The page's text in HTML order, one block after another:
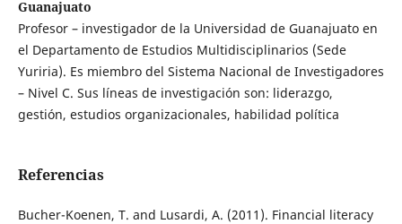
Guanajuato
Profesor – investigador de la Universidad de Guanajuato en
el Departamento de Estudios Multidisciplinarios (Sede
Yuriria). Es miembro del Sistema Nacional de Investigadores
– Nivel C. Sus líneas de investigación son: liderazgo,
gestión, estudios organizacionales, habilidad política
Referencias
Bucher-Koenen, T. and Lusardi, A. (2011). Financial literacy